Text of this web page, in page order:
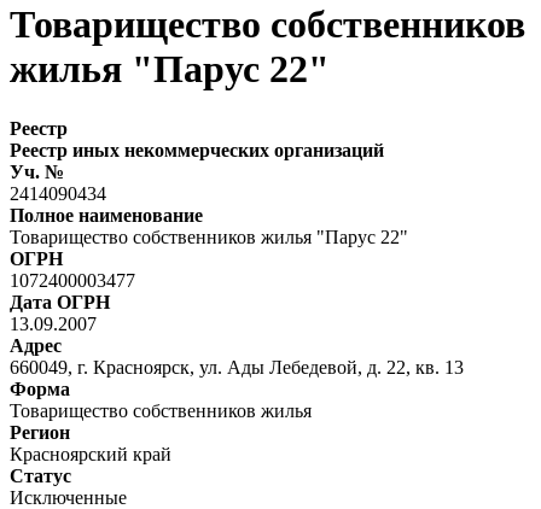
Товарищество собственников
жилья "Парус 22"
Реестр
Реестр иных некоммерческих организаций
Уч. №
2414090434
Полное наименование
Товарищество собственников жилья "Парус 22"
ОГРН
1072400003477
Дата ОГРН
13.09.2007
Адрес
660049, г. Красноярск, ул. Ады Лебедевой, д. 22, кв. 13
Форма
Товарищество собственников жилья
Регион
Красноярский край
Статус
Исключенные